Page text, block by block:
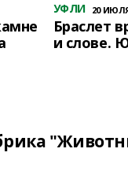
УФЛИ 20
Браслет
и слове.